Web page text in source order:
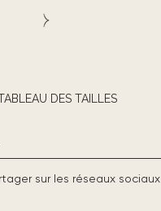
DES TAILLES
sur les réseaux sociaux